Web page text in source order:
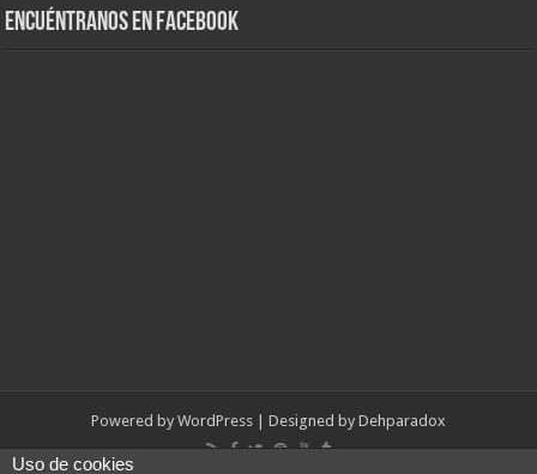
Encuéntranos en Facebook
Powered by WordPress | Designed by Dehparadox
Uso de cookies